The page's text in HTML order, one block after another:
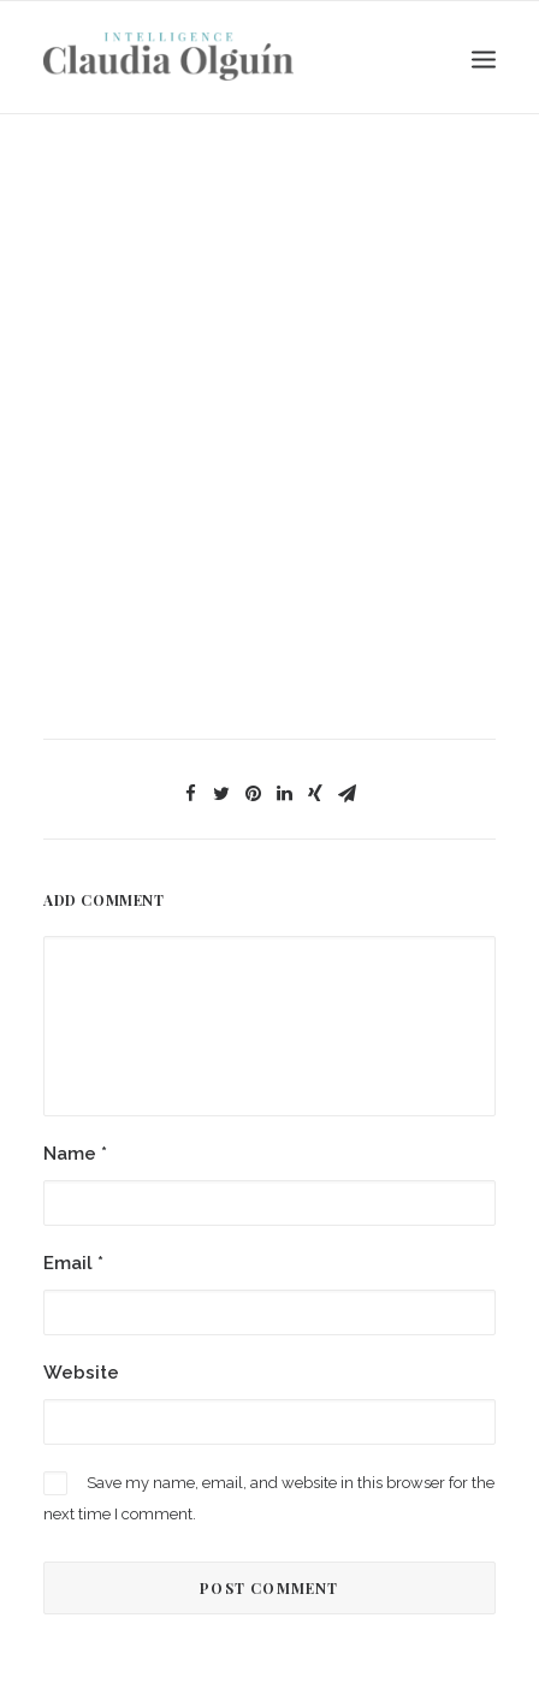
ADD COMMENT
Name *
Email *
Website
Save my name, email, and website in this browser for the
next time I comment.